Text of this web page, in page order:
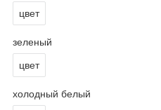
цвет
зеленый
цвет
холодный белый